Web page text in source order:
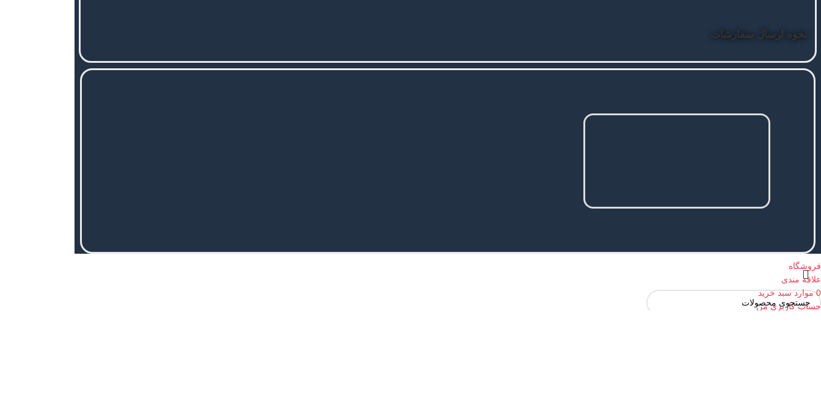
نحوه ارسال سفارشات
فروشگاه
علاقه مندی
0 موارد سبد خرید
حساب کاربری من